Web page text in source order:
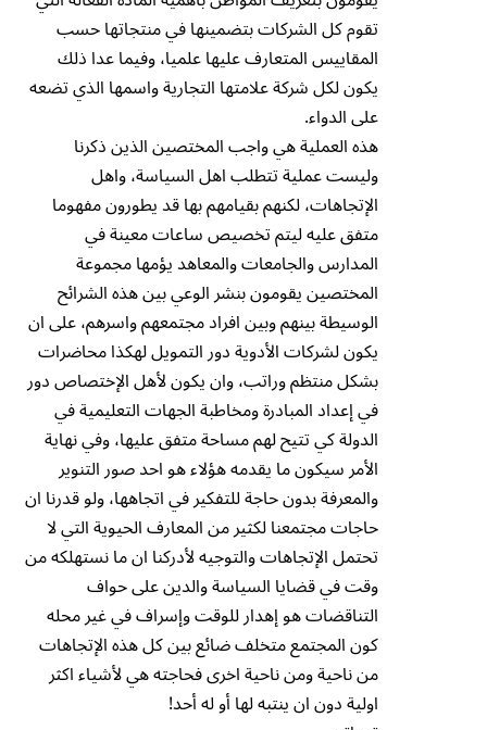
تقوم كل الشركات بتضمينها في منتجاتها حسب
المقاييس المتعارف عليها علميا، وفيما عدا ذلك
يكون لكل شركة علامتها التجارية واسمها الذي تضعه
على الدواء.
هذه العملية هي واجب المختصين الذين ذكرنا
وليست عملية تتطلب اهل السياسة، واهل
الإتجاهات، لكنهم بقيامهم بها قد يطورون مفهوما
متفق عليه ليتم تخصيص ساعات معينة في
المدارس والجامعات والمعاهد يؤمها مجموعة
المختصين يقومون بنشر الوعي بين هذه الشرائح
الوسيطة بينهم وبين افراد مجتمعهم واسرهم، على ان
يكون لشركات الأدوية دور التمويل لهكذا محاضرات
بشكل منتظم وراتب، وان يكون لأهل الإختصاص دور
في إعداد المبادرة ومخاطبة الجهات التعليمية في
الدولة كي تتيح لهم مساحة متفق عليها، وفي نهاية
الأمر سيكون ما يقدمه هؤلاء هو احد صور التنوير
والمعرفة بدون حاجة للتفكير في اتجاهها، ولو قدرنا ان
حاجات مجتمعنا لكثير من المعارف الحيوية التي لا
تحتمل الإتجاهات والتوجيه لأدركنا ان ما نستهلكه من
وقت في قضايا السياسة والدين على حواف
التناقضات هو إهدار للوقت وإسراف في غير محله
كون المجتمع متخلف ضائع بين كل هذه الإتجاهات
من ناحية ومن ناحية اخرى فحاجته هي لأشياء اكثر
اولية دون ان ينتبه لها أو له أحد!